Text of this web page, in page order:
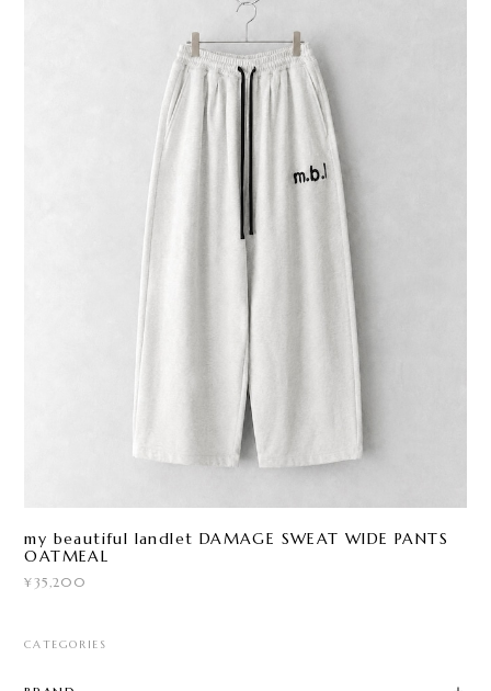
my beautiful landlet DAMAGE SWEAT WIDE PANTS
OATMEAL
¥35,200
CATEGORIES